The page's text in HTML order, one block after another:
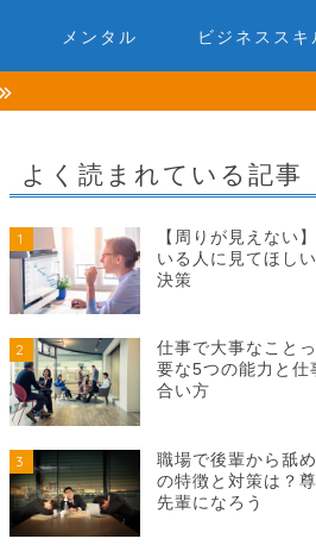
メンタル ビジネススキ
よく読まれている記事
1
【周りが見えない
いる人に見てほし
決策
2
仕事で大事なこと
要な5つの能力と仕
合い方
3
職場で後輩から舐
の特徴と対策は？
先輩になろう